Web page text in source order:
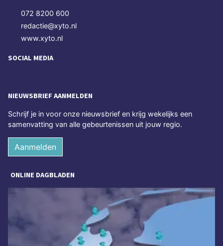
072 8200 600
redactie@xyto.nl
www.xyto.nl
SOCIAL MEDIA
NIEUWSBRIEF AANMELDEN
Schrijf je in voor onze nieuwsbrief en krijg wekelijks een
samenvatting van alle gebeurtenissen uit jouw regio.
Aanmelden
ONLINE DAGBLADEN